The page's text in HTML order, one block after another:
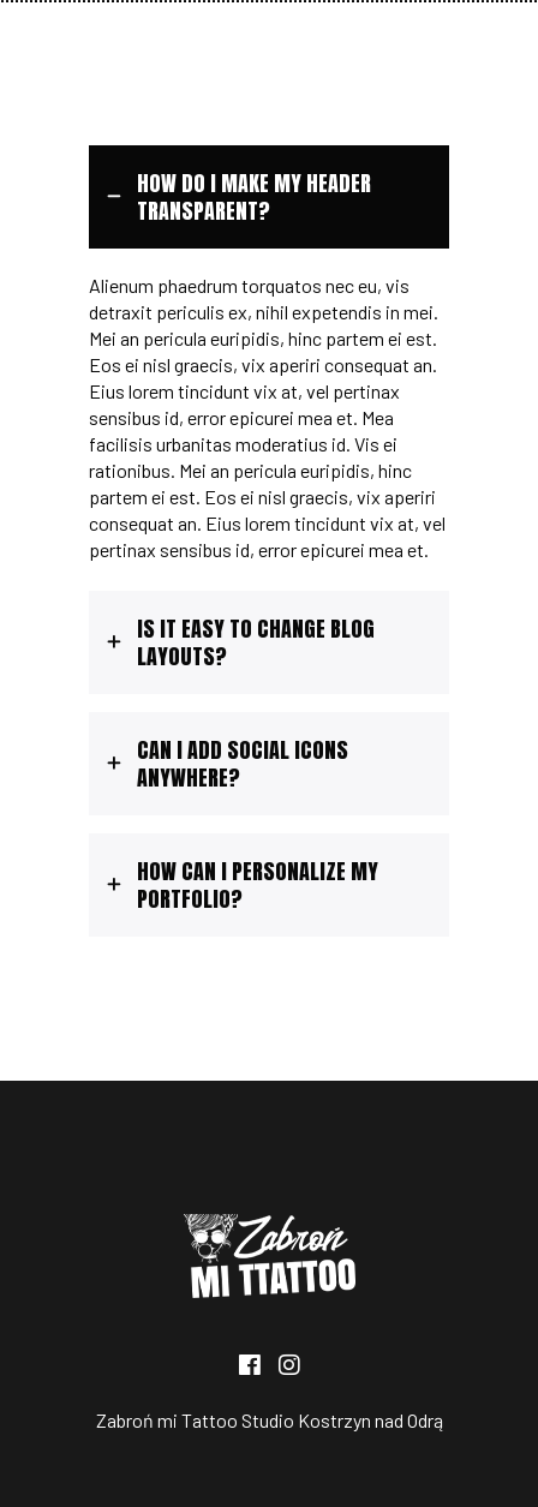
HOW DO I MAKE MY HEADER
TRANSPARENT?
Alienum phaedrum torquatos nec eu, vis
detraxit periculis ex, nihil expetendis in mei.
Mei an pericula euripidis, hinc partem ei est.
Eos ei nisl graecis, vix aperiri consequat an.
Eius lorem tincidunt vix at, vel pertinax
sensibus id, error epicurei mea et. Mea
facilisis urbanitas moderatius id. Vis ei
rationibus. Mei an pericula euripidis, hinc
partem ei est. Eos ei nisl graecis, vix aperiri
consequat an. Eius lorem tincidunt vix at, vel
pertinax sensibus id, error epicurei mea et.
IS IT EASY TO CHANGE BLOG
LAYOUTS?
CAN I ADD SOCIAL ICONS
ANYWHERE?
HOW CAN I PERSONALIZE MY
PORTFOLIO?
Zabroń mi Tattoo Studio Kostrzyn nad Odrą